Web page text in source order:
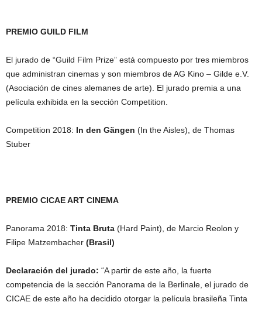
PREMIO GUILD FILM
El jurado de “Guild Film Prize” está compuesto por tres miembros
que administran cinemas y son miembros de AG Kino – Gilde e.V.
(Asociación de cines alemanes de arte). El jurado premia a una
película exhibida en la sección Competition.
Competition 2018: In den Gängen (In the Aisles), de Thomas
Stuber
PREMIO CICAE ART CINEMA
Panorama 2018: Tinta Bruta (Hard Paint), de Marcio Reolon y
Filipe Matzembacher (Brasil)
Declaración del jurado: “A partir de este año, la fuerte
competencia de la sección Panorama de la Berlinale, el jurado de
CICAE de este año ha decidido otorgar la película brasileña Tinta